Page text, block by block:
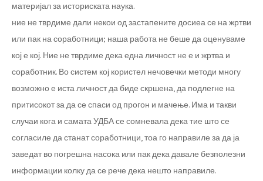
материјал за историската наука.
ние не тврдиме дали некои од застапените досиеа се на жртви
или пак на соработници; наша работа не беше да оценуваме
кој е кој. Ние не тврдиме дека една личност не е и жртва и
соработник. Во систем кој користел нечовечки методи многу
возможно е иста личност да биде скршена, да подлегне на
притисокот за да се спаси од прогон и мачење. Има и такви
случаи кога и самата УДБА се сомневала дека тие што се
согласиле да станат соработници, тоа го направиле за да ја
заведат во погрешна насока или пак дека давале безполезни
информации колку да се рече дека нешто направиле.